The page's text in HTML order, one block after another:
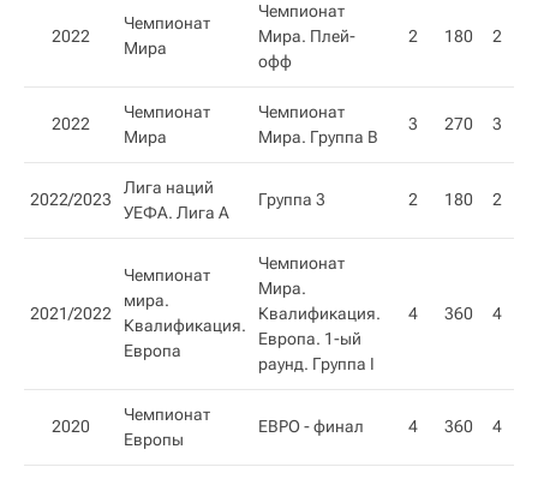
2022
Чемпионат
Мира
Чемпионат
Мира. Плей-
офф
2 180 2
2022
Чемпионат
Мира
Чемпионат
Мира. Группа В
3 270 3
2022/2023
Лига наций
УЕФА. Лига A
Группа 3 2 180 2
2021/2022
Чемпионат
мира.
Квалификация.
Европа
Чемпионат
Мира.
Квалификация.
Европа. 1-ый
раунд. Группа I
4 360 4
2020
Чемпионат
Европы
ЕВРО - финал 4 360 4